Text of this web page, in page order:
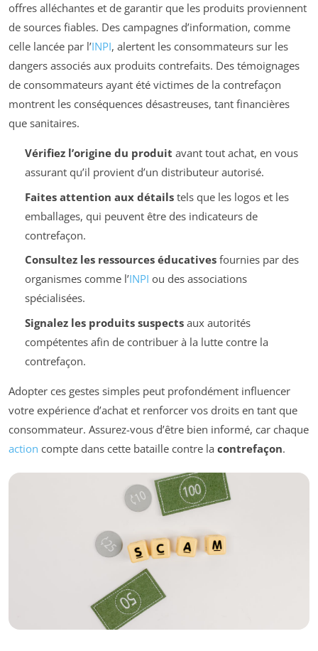
offres alléchantes et de garantir que les produits proviennent
de sources fiables. Des campagnes d’information, comme
celle lancée par l’INPI, alertent les consommateurs sur les
dangers associés aux produits contrefaits. Des témoignages
de consommateurs ayant été victimes de la contrefaçon
montrent les conséquences désastreuses, tant financières
que sanitaires.
Vérifiez l’origine du produit avant tout achat, en vous
assurant qu’il provient d’un distributeur autorisé.
Faites attention aux détailstels que les logos et les
emballages, qui peuvent être des indicateurs de
contrefaçon.
Consultez les ressources éducativesfournies par des
organismes comme l’INPI ou des associations
spécialisées.
Signalez les produits suspectsaux autorités
compétentes afin de contribuer à la lutte contre la
contrefaçon.
Adopter ces gestes simples peut profondément influencer
votre expérience d’achat et renforcer vos droits en tant que
consommateur. Assurez-vous d’être bien informé, car chaque
action compte dans cette bataille contre la contrefaçon.